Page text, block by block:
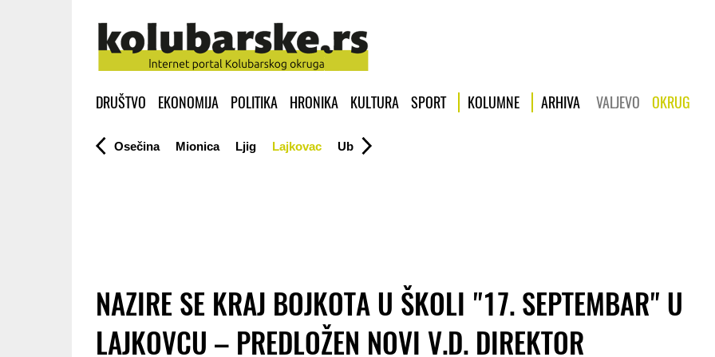
DRUŠTVO EKONOMIJA POLITIKA HRONIKA KULTURA SPORT KOLUMNE ARHIVA VALJEVO OKRUG
Osečina Mionica Ljig Lajkovac Ub
NAZIRE SE KRAJ BOJKOTA U ŠKOLI "17. SEPTEMBAR" U
LAJKOVCU – PREDLOŽEN NOVI V.D. DIREKTOR